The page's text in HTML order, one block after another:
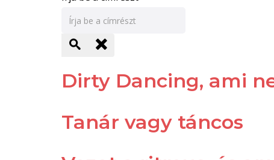
Dirty Dancing, ami
Tanár vagy táncos